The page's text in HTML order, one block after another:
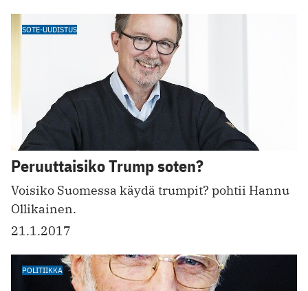
SOTE-UUDISTUS
Peruuttaisiko Trump soten?
Voisiko Suomessa käydä trumpit? pohtii Hannu
Ollikainen.
21.1.2017
POLITIIKKA